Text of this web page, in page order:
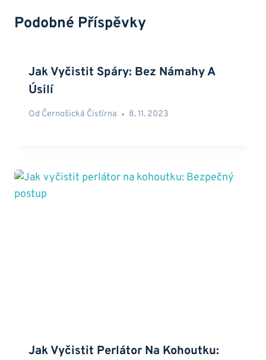
Podobné Příspěvky
Jak Vyčistit Spáry: Bez Námahy A
Úsilí
Od Černošická Čistírna 8. 11. 2023
Jak Vyčistit Perlátor Na Kohoutku: